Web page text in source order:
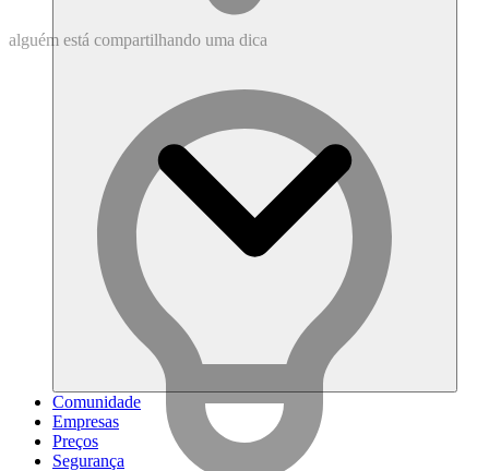
Comunidade
Empresas
Preços
Segurança
alguém está compartilhando uma dica